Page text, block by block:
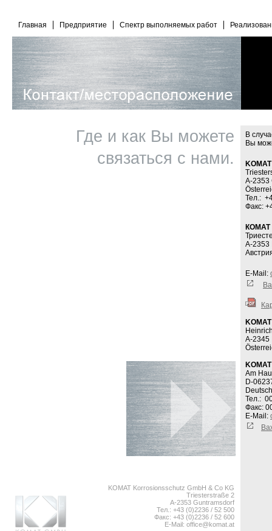
Главная Предприятие Спектр выполняемых работ
Где и как Вы можете
связаться с нами.
В
Вы
A-2353
Тел.:
Факс:
КОМАТ
А-2353
E-Mail:
A-2345
Am
D-
Тел.:
Факс:
E-Mail:
KOMAT Korrosionsschutz GmbH & Co KG
Triesterstraße 2
A-2353 Guntramsdorf
Тел.: +43 (0)2236 / 52 500
Факс: +43 (0)2236 / 52 600
E-Mail: office@komat.at